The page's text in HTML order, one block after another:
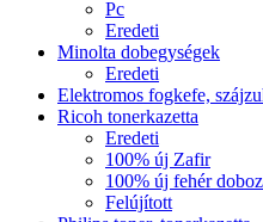
Pc
Eredeti
Minolta dobegységek
Eredeti
Elektromos fogkefe,
Ricoh tonerkazetta
Eredeti
100% új Zafir
100% új fehér
Felújított